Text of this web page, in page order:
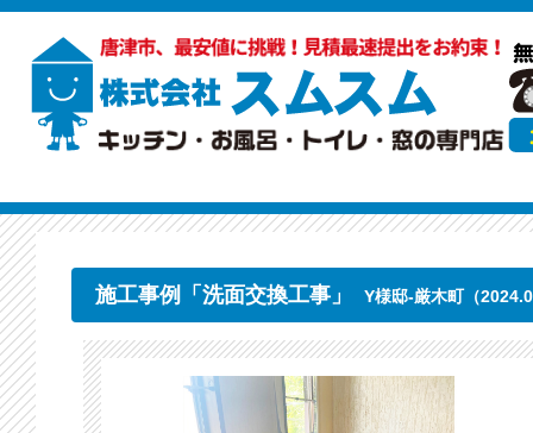
施工事例「洗面交換工事」 Y様邸-厳木町（